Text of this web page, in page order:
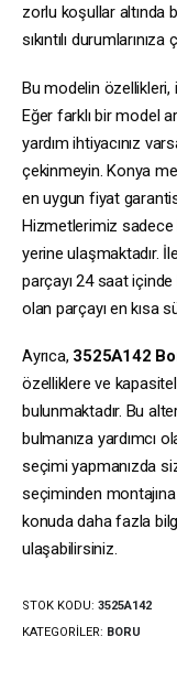
zorlu koşullar altında
sıkıntılı
Bu modelin özellikleri,
Eğer farklı bir model
yardım ihtiyacınız
çekinmeyin. Konya
en uygun fiyat
Hizmetlerimiz sadece
yerine ulaşmaktadır.
parçayı 24 saat
olan parçayı en kısa
Ayrıca, 3525A142
özelliklere ve
bulunmaktadır. Bu
bulmanıza yardımcı
seçimi yapmanızda
seçiminden montajına
konuda daha fazla
ulaşabilirsiniz.
STOK KODU: 3525A142
KATEGORILER: BORU